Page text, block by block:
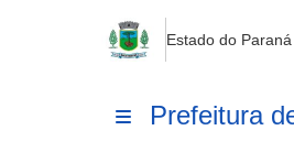
Estado do Paraná
Prefeitura